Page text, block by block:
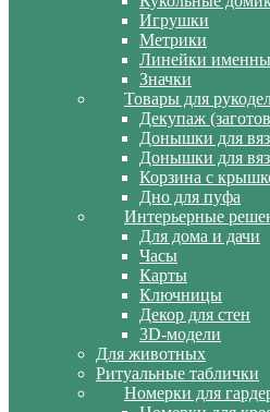
Игрушки
Метрики
Линейки
Значки
Товары для
Декупаж
Донышки для
Донышки для
Корзина с
Дно для пуфа
Интерьерные
Для дома и дачи
Часы
Карты
Ключницы
Декор для стен
3D-модели
Для животных
Ритуальные таблички
Номерки для